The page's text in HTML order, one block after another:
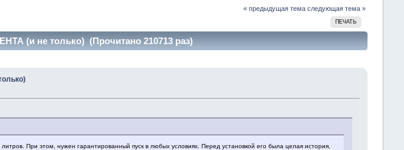
« предыдущая тема следующая тема »
ПЕЧАТЬ
(и не только) (Прочитано 210713 раз)
При этом, нужен гарантированный пуск в любых условиях. Перед установкой его была целая история,